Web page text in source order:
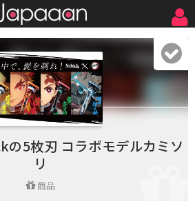
5枚刃 コラボモデルカミソ
リ
商品